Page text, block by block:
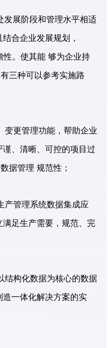
发展阶段和管理水平相适
合企业发展规划，
性。使其能 够为企业持
三种可以参考实施路
变更管理功能，帮助企业
、清晰、可控的项目过
据管理 规范性；
产管理系统数据集成应
足生产需要，规范、完
结构化数据为核心的数据
一体化解决方案的实